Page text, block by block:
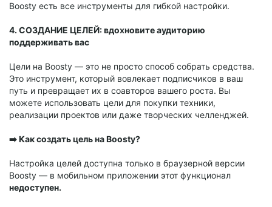
Boosty есть все инструменты для гибкой настройки.
4. СОЗДАНИЕ ЦЕЛЕЙ: вдохновите аудиторию
поддерживать вас
Цели на Boosty — это не просто способ собрать средства.
Это инструмент, который вовлекает подписчиков в ваш
путь и превращает их в соавторов вашего роста. Вы
можете использовать цели для покупки техники,
реализации проектов или даже творческих челленджей.
➡️ Как создать цель на Boosty?
Настройка целей доступна только в браузерной версии
Boosty — в мобильном приложении этот функционал
недоступен.